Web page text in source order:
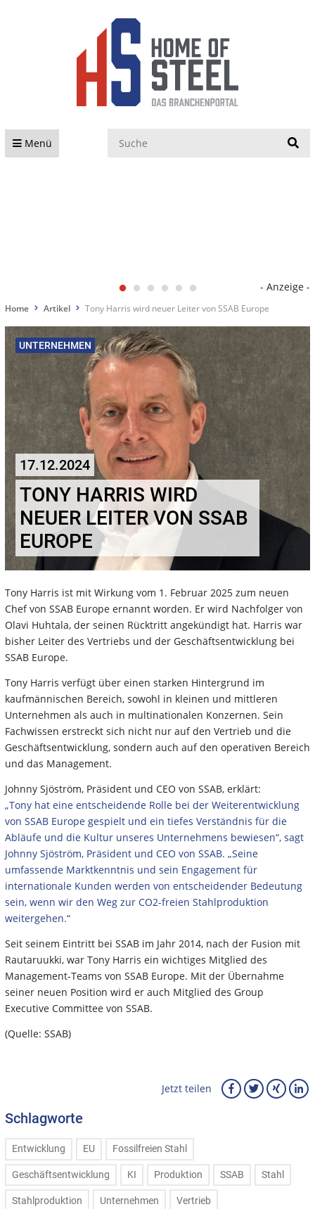
Menü
- Anzeige -
Home Artikel Tony Harris wird neuer Leiter von SSAB Europe
UNTERNEHMEN
17.12.2024
TONY HARRIS WIRD
NEUER LEITER VON SSAB
EUROPE
Tony Harris ist mit Wirkung vom 1. Februar 2025 zum neuen
Chef von SSAB Europe ernannt worden. Er wird Nachfolger von
Olavi Huhtala, der seinen Rücktritt angekündigt hat. Harris war
bisher Leiter des Vertriebs und der Geschäftsentwicklung bei
SSAB Europe.
Tony Harris verfügt über einen starken Hintergrund im
kaufmännischen Bereich, sowohl in kleinen und mittleren
Unternehmen als auch in multinationalen Konzernen. Sein
Fachwissen erstreckt sich nicht nur auf den Vertrieb und die
Geschäftsentwicklung, sondern auch auf den operativen Bereich
und das Management.
Johnny Sjöström, Präsident und CEO von SSAB, erklärt:
„Tony hat eine entscheidende Rolle bei der Weiterentwicklung
von SSAB Europe gespielt und ein tiefes Verständnis für die
Abläufe und die Kultur unseres Unternehmens bewiesen“, sagt
Johnny Sjöström, Präsident und CEO von SSAB. „Seine
umfassende Marktkenntnis und sein Engagement für
internationale Kunden werden von entscheidender Bedeutung
sein, wenn wir den Weg zur CO2-freien Stahlproduktion
weitergehen.“
Seit seinem Eintritt bei SSAB im Jahr 2014, nach der Fusion mit
Rautaruukki, war Tony Harris ein wichtiges Mitglied des
Management-Teams von SSAB Europe. Mit der Übernahme
seiner neuen Position wird er auch Mitglied des Group
Executive Committee von SSAB.
(Quelle: SSAB)
Jetzt teilen
Schlagworte
Entwicklung EU Fossilfreien Stahl
Geschäftsentwicklung KI Produktion SSAB Stahl
Stahlproduktion Unternehmen Vertrieb